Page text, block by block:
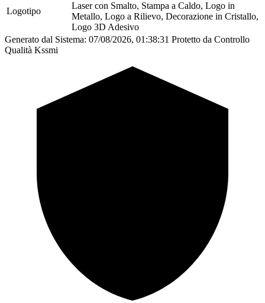
Logotipo
Laser con Smalto, Stampa a Caldo, Logo in
Metallo, Logo a Rilievo, Decorazione in Cristallo,
Logo 3D Adesivo
Generato dal Sistema: 07/08/2026, 01:38:31 Protetto da Controllo
Qualità Kssmi